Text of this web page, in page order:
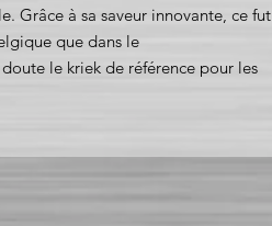
Grâce à sa saveur innovante, ce fut
que dans le
le kriek de référence pour les